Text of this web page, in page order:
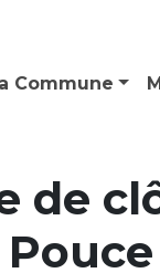
Commune
de